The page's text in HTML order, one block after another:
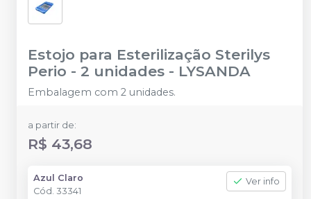
Estojo para Esterilização Sterilys
Perio - 2 unidades - LYSANDA
Embalagem com 2 unidades.
a partir de:
R$ 43,68
Azul Claro
Cód. 33341
Ver info